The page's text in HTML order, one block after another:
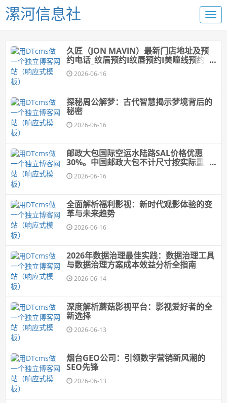
漯河信息社
久匠（JON MAVIN）最新门店地址及预
约电话_纹眉预约I纹唇预约I美瞳线预约I发
际线预约
2026-06-16
探秘周公解梦：古代智慧揭示梦境背后的
秘密
2026-06-16
邮政大包国际空运水陆路SAL价格优惠
30%。中国邮政大包不计尺寸按实际重量
计费2026-06-16
全面解析福利影视：新时代观影体验的变
革与未来趋势
2026-06-16
2026年数据治理最佳实践：数据治理工具
与数据治理方案成本效益分析全指南
2026-06-14
深度解析蘑菇影视平台：影视爱好者的全
新选择
2026-06-13
烟台GEO公司：引领数字营销新风潮的
SEO先锋
2026-06-13